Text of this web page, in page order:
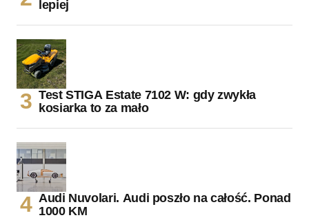
lepiej
Test STIGA Estate 7102 W: gdy zwykła
kosiarka to za mało
Audi Nuvolari. Audi poszło na całość. Ponad
1000 KM